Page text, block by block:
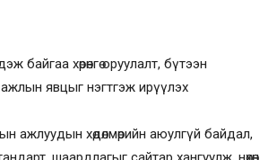
байгаа хөрөнгө оруулалт, бүтээн
явцыг нэгтгэж ирүүлэх
ажлуудын хөдөлмөрийн аюулгүй байдал,